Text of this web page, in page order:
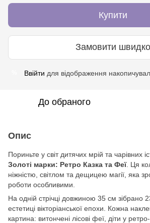
Купити
Замовити швидко
Ввійти для відображення
До обраного
Опис
Пориньте у світ дитячих мрій та чарівних
Золоті марки: Ретро Казка та Феї. Ця
ніжністю, світлом та дещицею магії, яка
роботи особливими.
На одній стрічці довжиною 35 см зібрано
естетиці вікторіанської епохи. Кожна
картина: витончені лісові феї, діти у